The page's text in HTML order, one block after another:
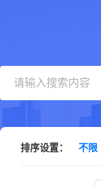
排序设置： 不限